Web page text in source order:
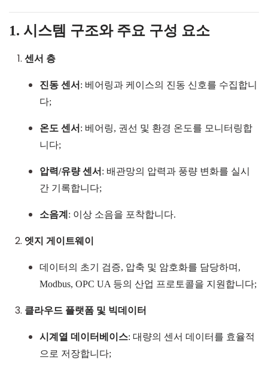
1. 시스템 구조와 주요 구성 요소
센서 층
진동 센서 : 베어링과 케이스의 진동 신호를 수집합니
다;
온도 센서 : 베어링, 권선 및 환경 온도를 모니터링합
니다;
압력/유량 센서 : 배관망의 압력과 풍량 변화를 실시
간 기록합니다;
소음계 : 이상 소음을 포착합니다.
엣지 게이트웨이
데이터의 초기 검증, 압축 및 암호화를 담당하며,
Modbus,OPC UA 등의 산업 프로토콜을 지원합니다;
클라우드 플랫폼 및 빅데이터
시계열 데이터베이스: 대량의 센서 데이터를 효율적
으로 저장합니다;